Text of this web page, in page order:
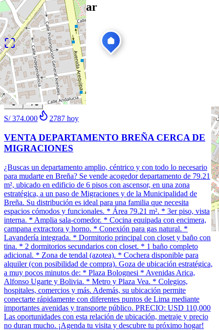
Te puede interesar
Ver todas
1/19
Venta
Nuevo
S/ 374.000 2787 hoy
VENTA DEPARTAMENTO BREÑA CERCA DE
MIGRACIONES
¿Buscas un departamento amplio, céntrico y con todo lo necesario
para mudarte en Breña? Se vende acogedor departamento de 79.21
m², ubicado en edificio de 6 pisos con ascensor, en una zona
estratégica, a un paso de Migraciones y de la Municipalidad de
Breña. Su distribución es ideal para una familia que necesita
espacios cómodos y funcionales. * Área 79.21 m². * 3er piso, vista
interna. * Amplia sala-comedor. * Cocina equipada con encimera,
campana extractora y horno. * Conexión para gas natural. *
Lavandería integrada. * Dormitorio principal con closet y baño con
tina. * 2 dormitorios secundarios con closet. * 1 baño completo
adicional. * Zona de tendal (azotea). * Cochera disponible para
alquiler (con posibilidad de compra). Goza de ubicación estratégica,
a muy pocos minutos de: * Plaza Bolognesi * Avenidas Arica,
Alfonso Ugarte y Bolivia. * Metro y Plaza Vea. * Colegios,
hospitales, comercios y más. Además, su ubicación permite
conectarte rápidamente con diferentes puntos de Lima mediante
importantes avenidas y transporte público. PRECIO: USD 110,000
Las oportunidades con esta relación de ubicación, metraje y precio
no duran mucho. ¡Agenda tu visita y descubre tu próximo hogar!